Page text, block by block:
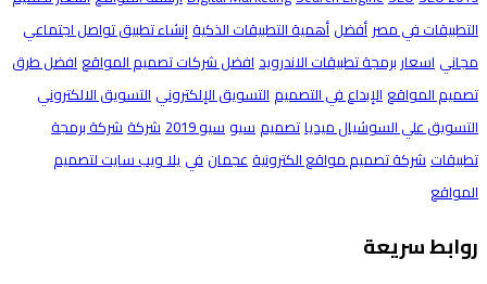
التطبيقات في مصر أفضل أهمية التطبيقات الذكيةإنشاء تطبيق تواصل اجتماعي
مجاني اسعار برمجة تطبيقات الاندرويدافضل شركات تصميم المواقع افضل طرق
تصميم المواقع الإبداع في التصميم التسويق الإلكتروني التسويق الالكتروني
التسويق علي السوشيال ميدياتصميم سيو سيو 2019 شركةشركة برمجة
تطبيقاتشركة تصميم مواقع الكترونيةعجمان في يلا ويب سايت لتصميم
المواقع
روابط سريعة